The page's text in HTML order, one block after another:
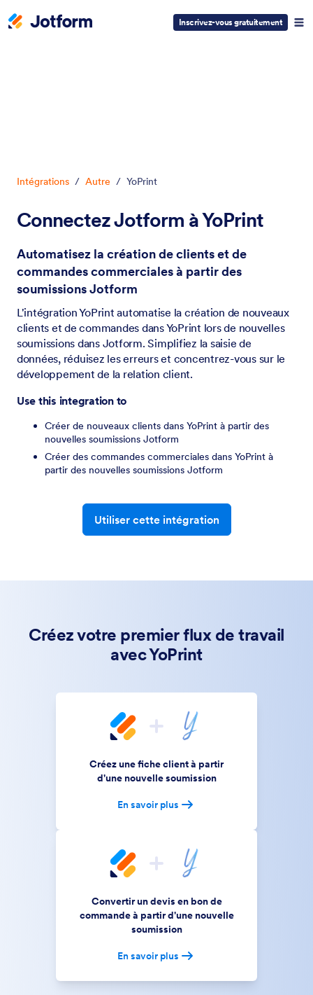
Inscrivez-vous gratuitement
Intégrations / Autre / YoPrint
Connectez Jotform à YoPrint
Automatisez la création de clients et de
commandes commerciales à partir des
soumissions Jotform
L'intégration YoPrint automatise la création de nouveaux
clients et de commandes dans YoPrint lors de nouvelles
soumissions dans Jotform. Simplifiez la saisie de
données, réduisez les erreurs et concentrez-vous sur le
développement de la relation client.
Use this integration to
Créer de nouveaux clients dans YoPrint à partir des
nouvelles soumissions Jotform
Créer des commandes commerciales dans YoPrint à
partir des nouvelles soumissions Jotform
Utiliser cette intégration
Créez votre premier flux de travail
avec YoPrint
Créez une fiche client à partir
d'une nouvelle soumission
En savoir plus
Convertir un devis en bon de
commande à partir d'une nouvelle
soumission
En savoir plus